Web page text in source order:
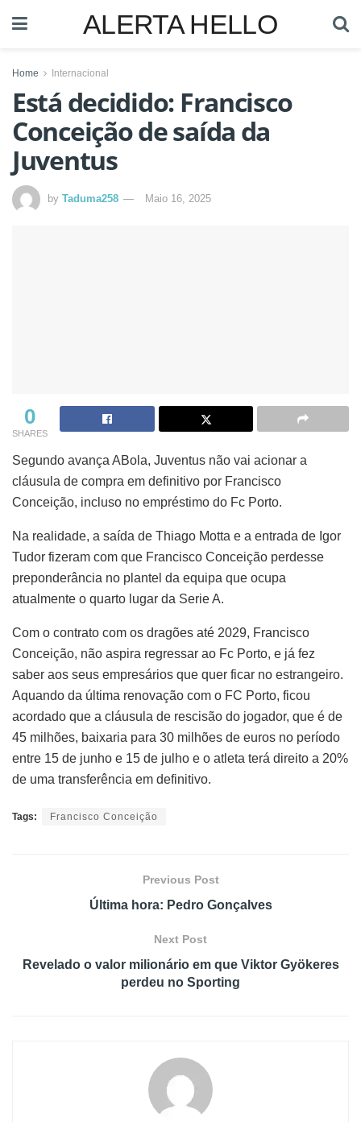
ALERTA HELLO
Home Internacional
Está decidido: Francisco
Conceição de saída da
Juventus
by Taduma258 Maio 16, 2025
0
SHARES
Segundo avança ABola, Juventus não vai acionar a
cláusula de compra em definitivo por Francisco
Conceição, incluso no empréstimo do Fc Porto.
Na realidade, a saída de Thiago Motta e a entrada de Igor
Tudor fizeram com que Francisco Conceição perdesse
preponderância no plantel da equipa que ocupa
atualmente o quarto lugar da Serie A.
Com o contrato com os dragões até 2029, Francisco
Conceição, não aspira regressar ao Fc Porto, e já fez
saber aos seus empresários que quer ficar no estrangeiro.
Aquando da última renovação com o FC Porto, ficou
acordado que a cláusula de rescisão do jogador, que é de
45 milhões, baixaria para 30 milhões de euros no período
entre 15 de junho e 15 de julho e o atleta terá direito a 20%
de uma transferência em definitivo.
Tags: Francisco Conceição
Previous Post
Última hora: Pedro Gonçalves
Next Post
Revelado o valor milionário em que Viktor Gyökeres
perdeu no Sporting